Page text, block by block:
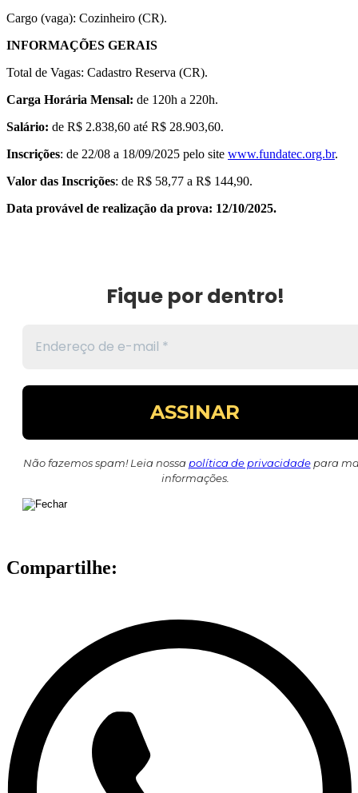
Cargo (vaga): Cozinheiro (CR).
INFORMAÇÕES GERAIS
Total de Vagas: Cadastro Reserva (CR).
Carga Horária Mensal: de 120h a 220h.
Salário: de R$ 2.838,60 até R$ 28.903,60.
Inscrições: de 22/08 a 18/09/2025 pelo site www.fundatec.org.br.
Valor das Inscrições: de R$ 58,77 a R$ 144,90.
Data provável de realização da prova: 12/10/2025.
Fique por dentro!
Não fazemos spam! Leia nossapolítica de privacidadepara
informações.
Compartilhe: